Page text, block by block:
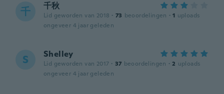
千 千秋
Lid geworden van 2018 · 73 beoordelingen · 1 uploads
ongeveer 4 jaar geleden
S Shelley
Lid geworden van 2017 · 37 beoordelingen · 2 uploads
ongeveer 4 jaar geleden